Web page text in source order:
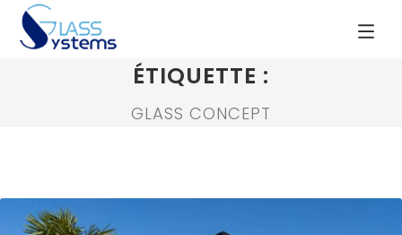
ÉTIQUETTE :
GLASS CONCEPT